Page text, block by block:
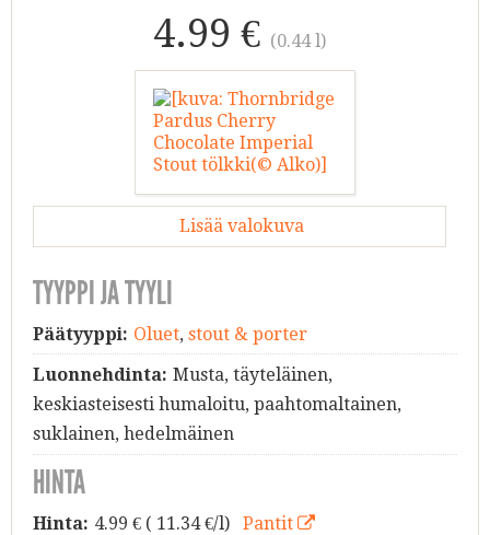
4.99 € (0.44 l)
Lisää valokuva
TYYPPI JA TYYLI
Päätyyppi: Oluet, stout & porter
Luonnehdinta: Musta, täyteläinen,
keskiasteisesti humaloitu, paahtomaltainen,
suklainen, hedelmäinen
HINTA
Hinta: 4.99 € ( 11.34 €/l) Pantit